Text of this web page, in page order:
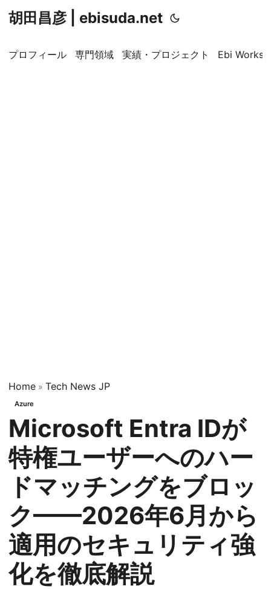
胡田昌彦 | ebisuda.net
プロフィール 専門領域 実績・プロジェクト Ebi
Home » Tech News JP
Azure
Microsoft Entra IDが
特権ユーザーへのハー
ドマッチングをブロッ
ク——2026年6月から
適用のセキュリティ強
化を徹底解説